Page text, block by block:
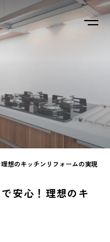
想のキッチンリフォームの実現
安心！理想のキ